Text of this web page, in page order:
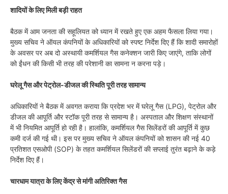
शादियों के लिए मिली बड़ी राहत
बैठक में आम जनता की सहूलियत को ध्यान में रखते हुए एक अहम फैसला लिया गया।
मुख्य सचिव ने ऑयल कंपनियों के अधिकारियों को स्पष्ट निर्देश दिए हैं कि शादी समारोहों
के अवसर पर अब दो अस्थायी कमर्शियल गैस कनेक्शन जारी किए जाएंगे, ताकि लोगों
को ईंधन की किसी भी तरह की परेशानी का सामना न करना पड़े।
घरेलू गैस और पेट्रोल-डीजल की स्थिति पूरी तरह सामान्य
अधिकारियों ने बैठक में अवगत कराया कि प्रदेश भर में घरेलू गैस (LPG), पेट्रोल और
डीजल की आपूर्ति और स्टॉक पूरी तरह से सामान्य है। अस्पताल और शिक्षण संस्थानों
में भी नियमित आपूर्ति हो रही है। हालांकि, कमर्शियल गैस सिलेंडरों की आपूर्ति में कुछ
कमी दर्ज की गई थी। इस पर मुख्य सचिव ने ऑयल कंपनियों को शासन की नई 40
प्रतिशत एसओपी (SOP) के तहत कमर्शियल सिलेंडरों की सप्लाई तुरंत बढ़ाने के कड़े
निर्देश दिए हैं।
चारधाम यात्रा के लिए केंद्र से मांगी अतिरिक्त गैस